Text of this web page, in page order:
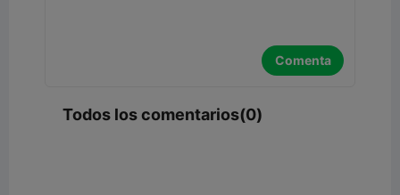
Comenta
Todos los comentarios(0)